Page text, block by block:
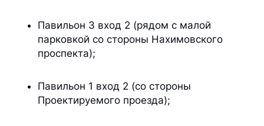
Павильон 3 вход 2 (рядом с малой
парковкой со стороны Нахимовского
проспекта);
Павильон 1 вход 2 (со стороны
Проектируемого проезда);